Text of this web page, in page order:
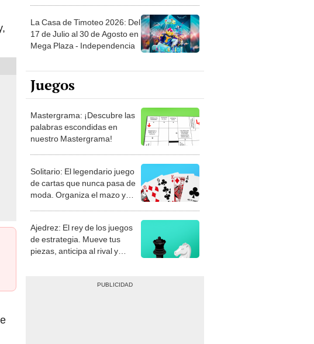
La Casa de Timoteo 2026: Del
17 de Julio al 30 de Agosto en
Mega Plaza - Independencia
Juegos
Mastergrama: ¡Descubre las
palabras escondidas en
nuestro Mastergrama!
Solitario: El legendario juego
de cartas que nunca pasa de
moda. Organiza el mazo y
Ajedrez: El rey de los juegos
de estrategia. Mueve tus
piezas, anticipa al rival y